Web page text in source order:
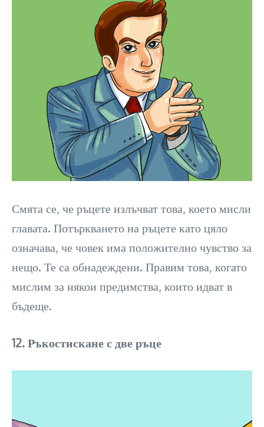
Смята се, че ръцете излъчват това, което мисли
главата. Потъркването на ръцете като цяло
означава, че човек има положително чувство за
нещо. Те са обнадеждени. Правим това, когато
мислим за някои предимства, които идват в
бъдеще.
12. Ръкостискане с две ръце